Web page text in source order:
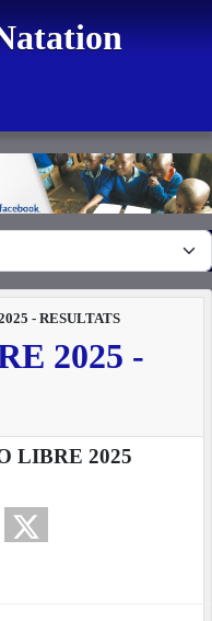
- RESULTATS
2025 -
LIBRE 2025